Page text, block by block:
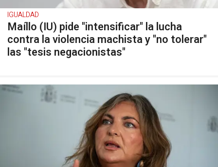
IGUALDAD
Maíllo (IU) pide "intensificar" la lucha
contra la violencia machista y "no tolerar"
las "tesis negacionistas"